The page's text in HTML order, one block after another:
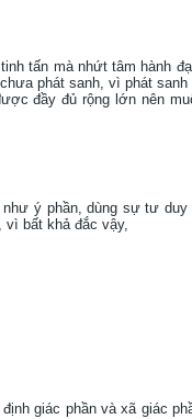
tấn mà nhứt tâm hành
phát sanh, vì phát sanh
đầy đủ rộng lớn nên
ý phần, dùng sự tư duy
bất khả đắc vậy,
giác phần và xã giác